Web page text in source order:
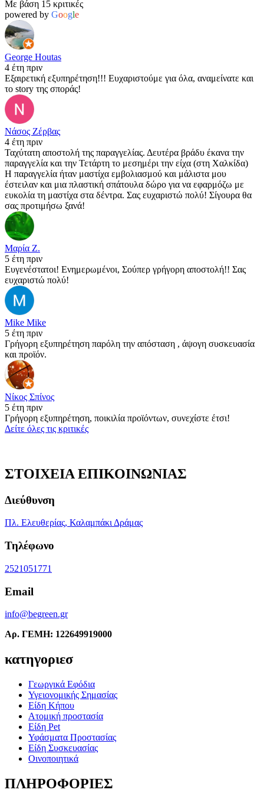
Με βάση 15 κριτικές
powered by Google
George Houtas
4 έτη πριν
Εξαιρετική εξυπηρέτηση!!! Ευχαριστούμε για όλα, αναμείνατε και
το story της σποράς!
Νάσος Ζέρβας
4 έτη πριν
Ταχύτατη αποστολή της παραγγελίας. Δευτέρα βράδυ έκανα την
παραγγελία και την Τετάρτη το μεσημέρι την είχα (στη Χαλκίδα)
Η παραγγελία ήταν μαστίχα εμβολιασμού και μάλιστα μου
έστειλαν και μια πλαστική σπάτουλα δώρο για να εφαρμόζω με
ευκολία τη μαστίχα στα δέντρα. Σας ευχαριστώ πολύ! Σίγουρα θα
σας προτιμήσω ξανά!
Μαρία Ζ.
5 έτη πριν
Ευγενέστατοι! Ενημερωμένοι, Σούπερ γρήγορη αποστολή!! Σας
ευχαριστώ πολύ!
Mike Mike
5 έτη πριν
Γρήγορη εξυπηρέτηση παρόλη την απόσταση , άψογη συσκευασία
και προϊόν.
Νίκος Σπίνος
5 έτη πριν
Γρήγορη εξυπηρέτηση, ποικιλία προϊόντων, συνεχίστε έτσι!
Δείτε όλες τις κριτικές
ΣΤΟΙΧΕΙΑ ΕΠΙΚΟΙΝΩΝΙΑΣ
Διεύθυνση
Πλ. Ελευθερίας, Καλαμπάκι Δράμας
Τηλέφωνο
2521051771
Email
info@begreen.gr
Αρ. ΓΕΜΗ: 122649919000
κατηγοριεσ
Γεωργικά Εφόδια
Υγειονομικής Σημασίας
Είδη Κήπου
Ατομική προστασία
Είδη Pet
Υφάσματα Προστασίας
Είδη Συσκευασίας
Οινοποιητικά
ΠΛΗΡΟΦΟΡΙΕΣ